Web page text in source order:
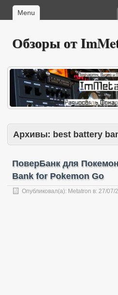
Menu
Обзоры от
Архивы: best battery
ПоверБанк для
Bank for Pokemon Go
Опубликовал(а): Metatron в: 27/07/